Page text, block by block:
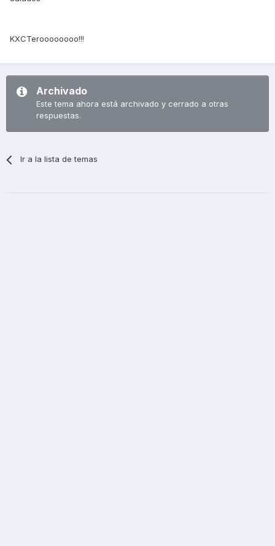
KXCTeroooooooo!!!
Archivado
Este tema ahora está archivado y cerrado a otras
respuestas.
Ir a la lista de temas